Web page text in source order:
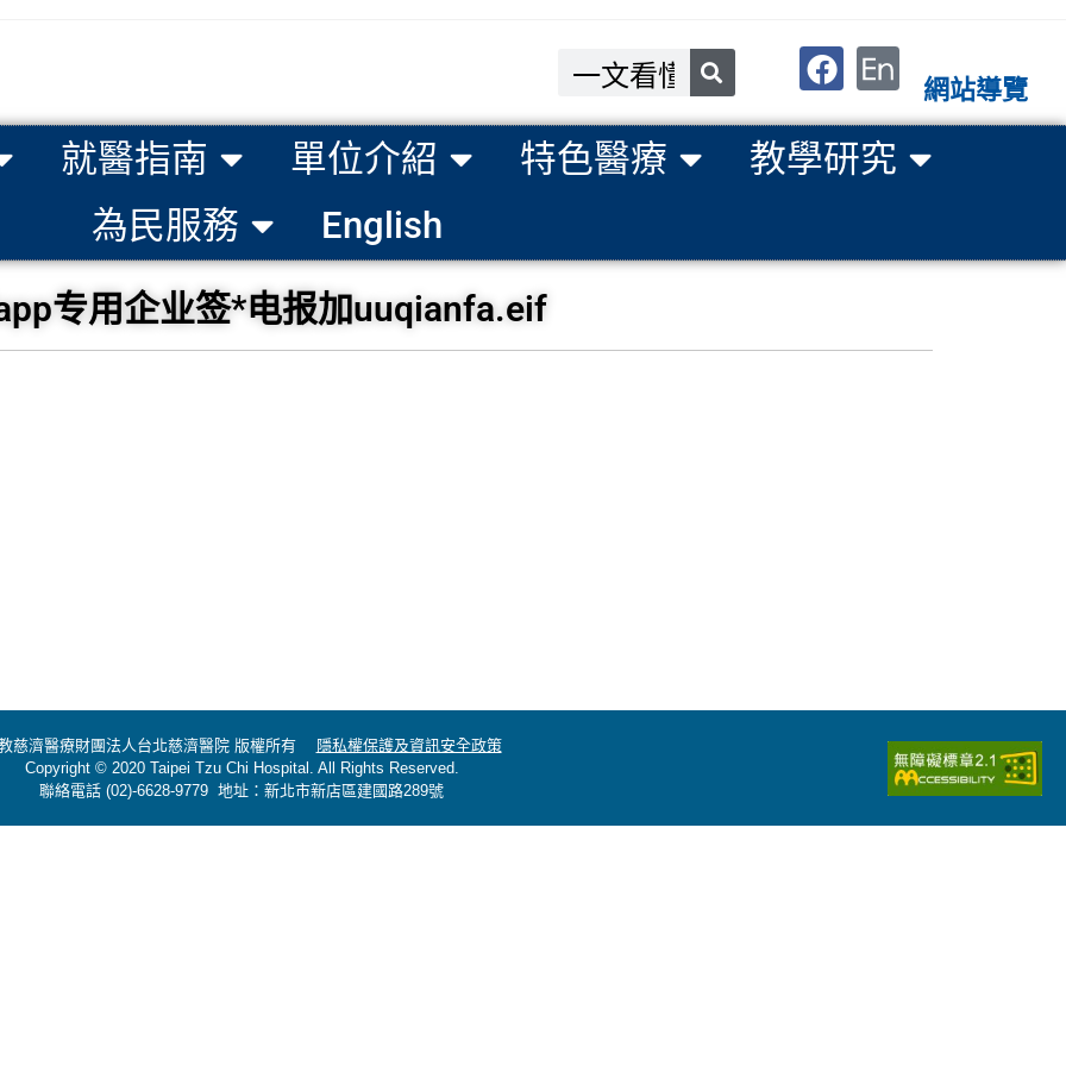
網站導覽
就醫指南 單位介紹 特色醫療
教學研究
為民服務
English
专用企业签*电报加uuqianfa.eif
慈濟醫療財團法人台北慈濟醫院 版權所有 隱私權保護及資訊安全政策
Copyright © 2020 Taipei Tzu Chi Hospital. All Rights Reserved.
聯絡電話 (02)-6628-9779 地址：新北市新店區建國路289號